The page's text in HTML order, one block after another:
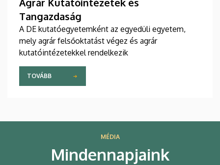
Tangazdaság
A DE kutatóegyetemként az egyedüli egyetem,
mely agrár felsőoktatást végez és agrár
kutatóintézetekkel rendelkezik
TOVÁBB
MÉDIA
Mindennapjaink